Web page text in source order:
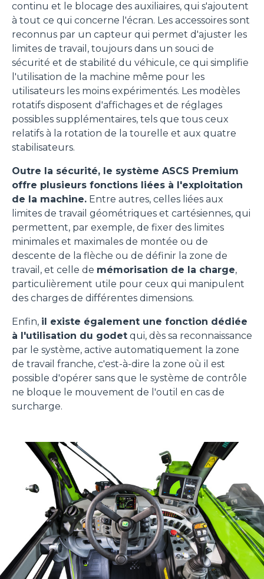
Questo sito web utilizza i cookie
“Questo sito web utilizza i cookie Il sito utilizza cookies al
fine di fornire annunci pubblicitari e contenuti
personalizzati. Cliccando sul tasto "RIFIUTA" o sulla "X"
il banner verrà chiuso e non verranno inviati cookies al di
fuori di quelli tecnici. Cliccando su "ACCETTA TUTTI"
saranno automaticamente accettati tutti i cookie di prima
o terza parte presenti sul sito, i quali saranno in ogni
momento consultabili, con la possibilità di modificare il
consenso prestato per ogni singolo cookie. Come fare?
ogni pagina, selezionare "Modifichi il suo consenso" e
infine "Mostra dettagli". Potrai trovare il link
dell'informativa completa nel footer presente in ogni
pagina. Per esercitare i diritti riconosciuti all'interessato ai
sensi degli artt. 15 e ss. del Regolamento UE 2016/679
GDPR abbiamo predisposto unaapposita procedura.
del
consenso
Necessari
Preferenze
Statistiche
Marketing
Accetta tutti
Accetta selezionati
continu et le blocage des auxiliaires, qui s'ajoutent
à tout ce qui concerne l'écran. Les accessoires sont
reconnus par un capteur qui permet d'ajuster les
limites de travail, toujours dans un souci de
sécurité et de stabilité du véhicule, ce qui simplifie
l'utilisation de la machine même pour les
utilisateurs les moins expérimentés. Les modèles
rotatifs disposent d'affichages et de réglages
possibles supplémentaires, tels que tous ceux
relatifs à la rotation de la tourelle et aux quatre
stabilisateurs.
Outre la sécurité, le système ASCS Premium
offre plusieurs fonctions liées à l'exploitation
de la machine. Entre autres, celles liées aux
limites de travail géométriques et cartésiennes, qui
permettent, par exemple, de fixer des limites
minimales et maximales de montée ou de
descente de la flèche ou de définir la zone de
travail, et celle de mémorisation de la charge,
particulièrement utile pour ceux qui manipulent
des charges de différentes dimensions.
Enfin, il existe également une fonction dédiée
à l'utilisation du godet qui, dès sa reconnaissance
par le système, active automatiquement la zone
de travail franche, c'est-à-dire la zone où il est
possible d'opérer sans que le système de contrôle
ne bloque le mouvement de l'outil en cas de
surcharge.